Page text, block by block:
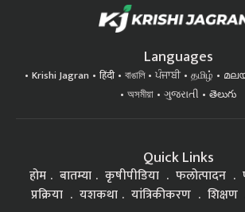
Languages
Krishi Jagran हिंदी বাঙালি ਪੰਜਾਬੀ தமிழ்
অসমীয়া
ગુજરાતી తెలుగు
Quick Links
होम बातम्या कृषीपीडिया फलोत्पादन
प्रक्रिया
यशकथा यांत्रिकीकरण शिक्षण